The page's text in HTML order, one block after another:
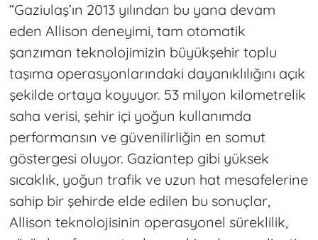
“Gaziulaş’ın 2013 yılından bu yana devam
eden Allison deneyimi, tam otomatik
şanzıman teknolojimizin büyükşehir toplu
taşıma operasyonlarındaki dayanıklılığını açık
şekilde ortaya koyuyor. 53 milyon kilometrelik
saha verisi, şehir içi yoğun kullanımda
performansın ve güvenilirliğin en somut
göstergesi oluyor. Gaziantep gibi yüksek
sıcaklık, yoğun trafik ve uzun hat mesafelerine
sahip bir şehirde elde edilen bu sonuçlar,
Allison teknolojisinin operasyonel süreklilik,